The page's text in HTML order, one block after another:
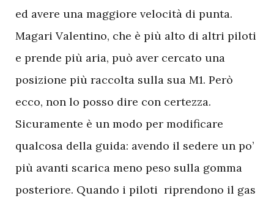
ed avere una maggiore velocità di punta.
Magari Valentino, che è più alto di altri piloti
e prende più aria, può aver cercato una
posizione più raccolta sulla sua M1. Però
ecco, non lo posso dire con certezza.
Sicuramente è un modo per modificare
qualcosa della guida: avendo il sedere un po’
più avanti scarica meno peso sulla gomma
posteriore. Quando i piloti riprendono il gas